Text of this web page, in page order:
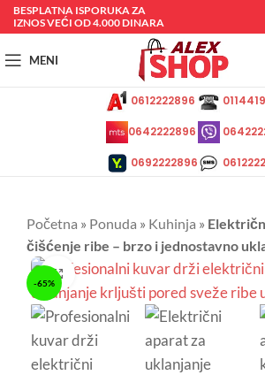
BESPLATNA ISPORUKA ZA
IZNOS VEĆI OD 4.000 DINARA
MENI
0612222896
0642222896
0692222896
Početna » Ponuda » Kuhinja »
čišćenje ribe – brzo i jednostavno
-65%
Kliknite da uvećate